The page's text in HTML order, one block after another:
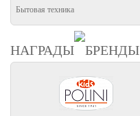
Бытовая техника
НАГРАДЫ БРЕНДЫ